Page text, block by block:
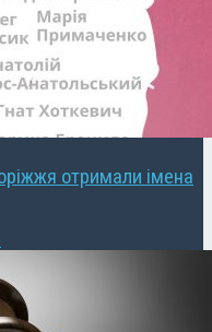
отримали імена